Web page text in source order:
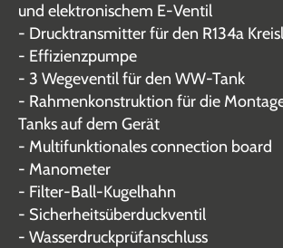
und elektronischem E-Ventil
- Drucktransmitter für den R134a
- Effizienzpumpe
- 3 Wegeventil für den WW-Tank
- Rahmenkonstruktion für die
Tanks auf dem Gerät
- Multifunktionales connection board
- Manometer
- Filter-Ball-Kugelhahn
- Sicherheitsüberduckventil
- Wasserdruckprüfanschluss